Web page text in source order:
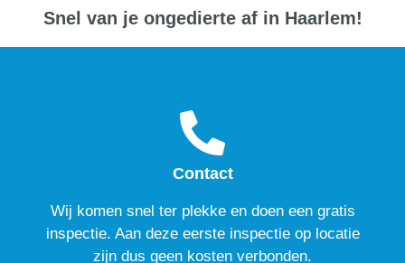
Snel van je ongedierte af in Haarlem!
Contact
Wij komen snel ter plekke en doen een gratis
inspectie. Aan deze eerste inspectie op locatie
zijn dus geen kosten verbonden.